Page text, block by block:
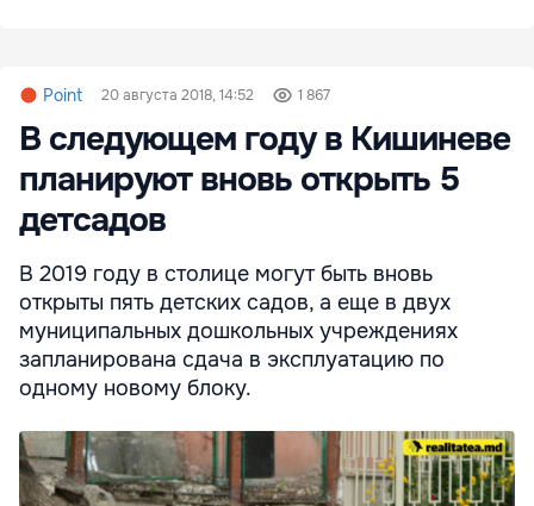
Point 20 августа 2018, 14:52 1 867
В следующем году в Кишиневе
планируют вновь открыть 5
детсадов
В 2019 году в столице могут быть вновь
открыты пять детских садов, а еще в двух
муниципальных дошкольных учреждениях
запланирована сдача в эксплуатацию по
одному новому блоку.